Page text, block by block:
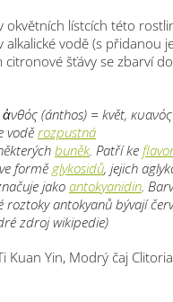
okvětních lístcích této
alkalické vodě (s přidanou
citronové šťávy se zbarví do
ἀνθός (ánthos) = květ, κυανός
vodě rozpustná
buněk . Patří ke
formě glykosidů, jejich
jako antokyanidin .
roztoky antokyanů bývají
zdroj wikipedie)
Kuan Yin, Modrý čaj